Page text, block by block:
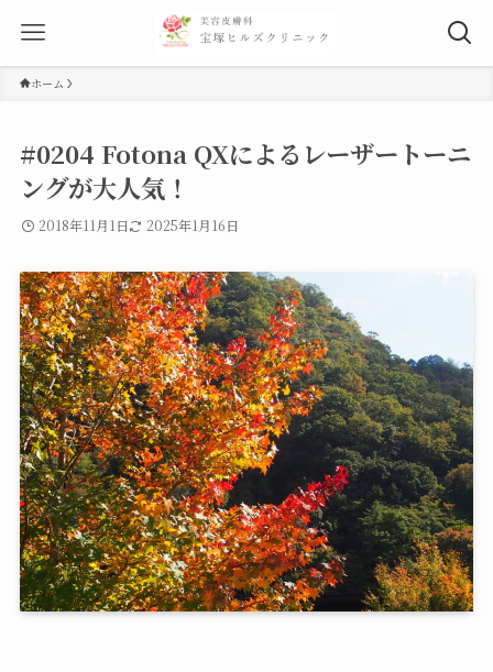
ホーム
#0204 Fotona QXによるレーザートーニ
ングが大人気！
2018年11月1日 2025年1月16日